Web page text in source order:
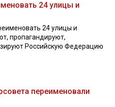
24 улицы и
24 улицы и
пропагандируют,
Российскую Федерацию
переименовали